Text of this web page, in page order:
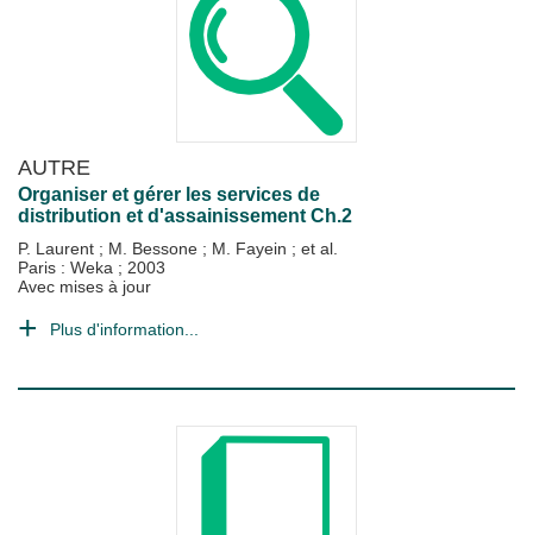
AUTRE
Organiser et gérer les services de
distribution et d'assainissement Ch.2
P. Laurent ; M. Bessone ; M. Fayein ; et al.
Paris : Weka ; 2003
Avec mises à jour
Plus d'information...